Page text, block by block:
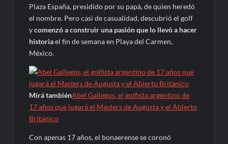
Plaza España, presidido por su papá, de quien heredó
el nombre. Pero casi de casualidad, descubrió el golf
ycomenzó a construir una pasión que lo llevó a hacer
historiael fin de semana en Playa del Carmen,
México.
Mirá tambiénAbel Gallegos, el golfista argentino de
17 años que jugará el Masters de Augusta y el Abierto
Británico
Con apenas 17 años, el bonaerense se coronó